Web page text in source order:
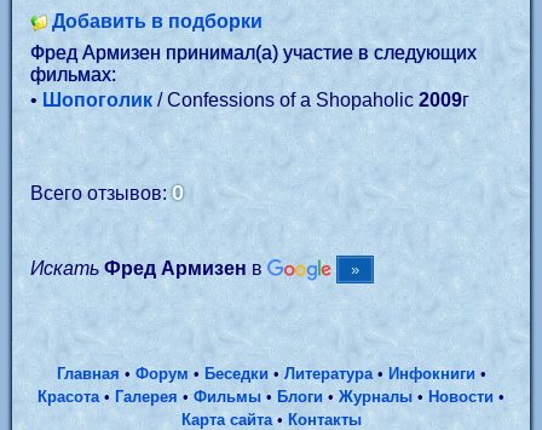
Добавить в подборки
Фред Армизен принимал(а) участие в следующих
фильмах:
• Шопоголик / Confessions of a Shopaholic 2009г
Всего отзывов:0
Искать Фред Армизен в
Главная • Форум• Беседки• Литература• Инфокниги•
Красота• Галерея • Фильмы • Блоги • Журналы • Новости •
Карта сайта• Контакты